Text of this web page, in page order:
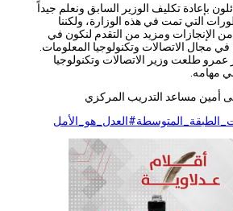
تكليف الوزير السابق ونعلم جيداً
تمت في هذه الوزارة، ولكننا
ومزيد من التقدم لنكون في
الاتصالات وتكنولوجيا المعلومات.
وزير الاتصالات وتكنولوجيا
مساعد التدريب المركزي
#العدل_هو_الأمل